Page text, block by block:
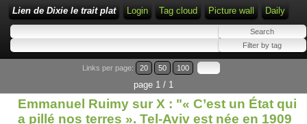
Lien de Dixie le trait plat Login Tag cloud Picture wall Daily
Links per page: 20 50 100
page 1 / 1
Emmanuel Ruimy sur X : "« C’est un État qui
a pillé nos terres ». Tel-Aviv est née en 1909